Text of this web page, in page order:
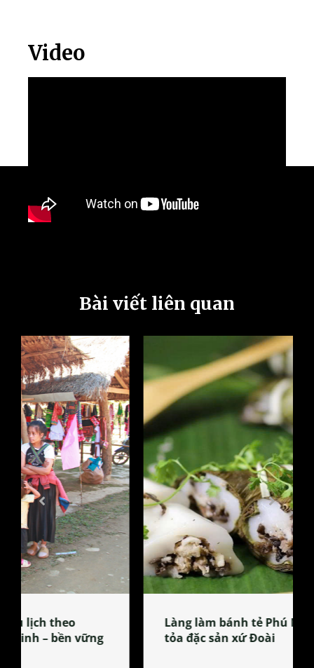
Video
Bài viết liên quan
Làng làm bánh tẻ Phú Nhi – nơi lan
tỏa đặc sản xứ Đoài